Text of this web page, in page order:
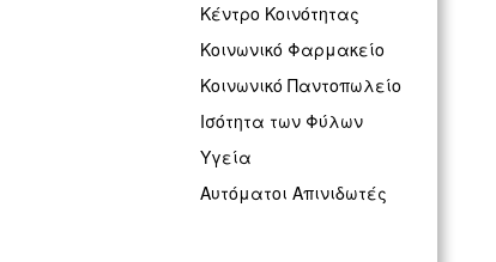
Κέντρο Κοινότητας
Κοινωνικό Φαρμακείο
Κοινωνικό Παντοπωλείο
Ισότητα των Φύλων
Υγεία
Αυτόματοι Απινιδωτές